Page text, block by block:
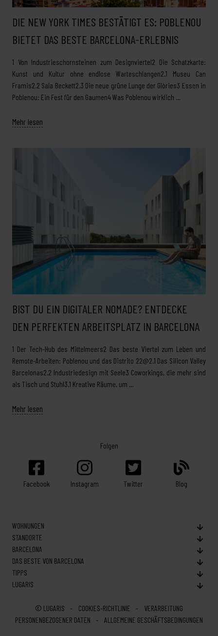
DIE NEW YORK TIMES BESTÄTIGT ES: POBLENOU
BIETET DAS BESTE BARCELONA-ERLEBNIS
1 Von Industrieschornsteinen zum Designviertel2 Die Schatzkarte:
Kunst und Kultur ohne endlose Warteschlangen2.1 Museu Can
Framis2.2 Sala Beckett2.3 Die neue grüne Lunge der Glòries3 Essen in
Poblenou: Ein Fest für den Gaumen4 Was Poblenou wirklich …
Mehr lesen
BIST DU EIN DIGITALER NOMADE? ENTDECKE
DEN PERFEKTEN ARBEITSPLATZ IN BARCELONA
1 Der Tech-Hub des Mittelmeers2 Das beste Viertel zum Leben und
Remote-Arbeiten: Poblenou und das Distrito 22@2.1 Das Silicon Valley
Barcelonas2.2 Industriedesign mit Seele3 Coworkings, die mehr sind
als Tisch und Stuhl3.1 Kreative Räume, um …
Mehr lesen
Folgen
Facebook Instagram Twitter Blog
WOHNUNGEN
STANDORTE
BARCELONA
DAS BESTE VON BARCELONA
TIPPS
LUGARIS
© LUGARIS COOKIES-RICHTLINIE
VERARBEITUNG
PERSONENBEZOGENER DATEN
ALLGEMEINE GESCHÄFTSBEDINGUNGEN